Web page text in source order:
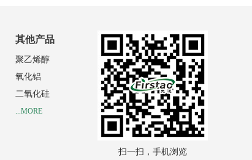
其他产品
聚乙烯醇
氧化铝
二氧化硅
...MORE
扫一扫，手机浏览